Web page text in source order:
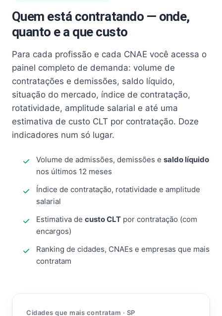
Quem está contratando — onde,
quanto e a que custo
Para cada profissão e cada CNAE você acessa o
painel completo de demanda: volume de
contratações e demissões, saldo líquido,
situação do mercado, índice de contratação,
rotatividade, amplitude salarial e até uma
estimativa de custo CLT por contratação. Doze
indicadores num só lugar.
Volume de admissões, demissões e saldo líquido
nos últimos 12 meses
Índice de contratação, rotatividade e amplitude
salarial
Estimativa de custo CLT por contratação (com
encargos)
Ranking de cidades, CNAEs e empresas que mais
contratam
Cidades que mais contratam · SP